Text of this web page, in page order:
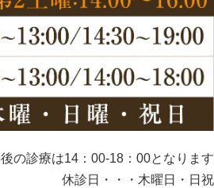
の診療は14：00-18：00となります
休診日・・・木曜日・日祝